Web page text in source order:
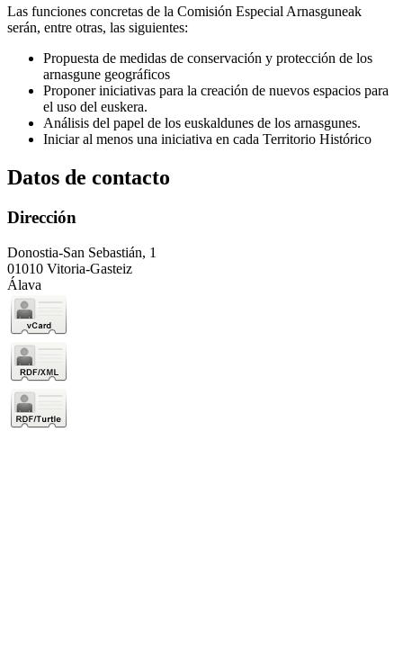
Las funciones concretas de la Comisión Especial Arnasguneak
serán, entre otras, las siguientes:
Propuesta de medidas de conservación y protección de los
arnasgune geográficos
Proponer iniciativas para la creación de nuevos espacios para
el uso del euskera.
Análisis del papel de los euskaldunes de los arnasgunes.
Iniciar al menos una iniciativa en cada Territorio Histórico
Datos de contacto
Dirección
Donostia-San Sebastián, 1
01010 Vitoria-Gasteiz
Álava